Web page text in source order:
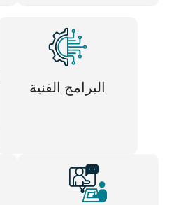
البرامج الفنية